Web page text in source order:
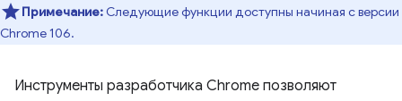
Примечание: Следующие функции доступны начиная с версии
Chrome 106.
Инструменты разработчика Chrome позволяют